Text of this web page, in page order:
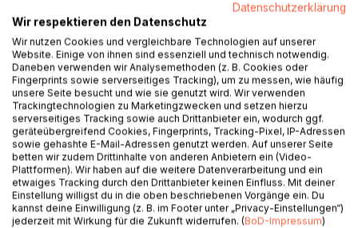
Ein Lottogewinn eröffnet Lene ungeahnte Möglichkeiten.
Einmal das Hamsterrad anhalten, aussteigen und den
gewohnten Alltag verlassen. Einmal nur an sich selbst
denken, einmal eigene Träume wahr werden lassen - bis
dato war das nie eine Option.
Als alleinerziehende, berufstätige Mutter hatte sie bisher
andere Prioritäten als Selbstverwirklichung.
Diesmal hört sie auf ihr Herz und entschließt sich ihren
Gewinn in eine Reise, ganz nach ihren Vorstellungen, zu
investieren.
Überzeugt diese Reise alleine anzutreten, trifft sie am
Flughafen auf den jungen, unverschämten, aber äußerst
attraktiven Paul, der sich selbst dazu einlädt, Lene auf ihrer
Datenschutzerklärung
Wir respektieren den Datenschutz
Wir nutzen Cookies und vergleichbare Technologien auf unserer
Website. Einige von ihnen sind essenziell und technisch notwendig.
Daneben verwenden wir Analysemethoden (z. B. Cookies oder
Fingerprints sowie serverseitiges Tracking), um zu messen, wie häufig
unsere Seite besucht und wie sie genutzt wird. Wir verwenden
Trackingtechnologien zu Marketingzwecken und setzen hierzu
serverseitiges Tracking sowie auch Drittanbieter ein, wodurch ggf.
geräteübergreifend Cookies, Fingerprints, Tracking-Pixel, IP-Adressen
sowie gehashte E-Mail-Adressen genutzt werden. Auf unserer Seite
betten wir zudem Drittinhalte von anderen Anbietern ein (Video-
Plattformen). Wir haben auf die weitere Datenverarbeitung und ein
etwaiges Tracking durch den Drittanbieter keinen Einfluss. Mit deiner
Einstellung willigst du in die oben beschriebenen Vorgänge ein. Du
kannst deine Einwilligung (z. B. im Footer unter „Privacy-Einstellungen“)
jederzeit mit Wirkung für die Zukunft widerrufen. (BoD-Impressum)